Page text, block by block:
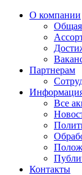
О компании
Партнерам
Все
Контакты